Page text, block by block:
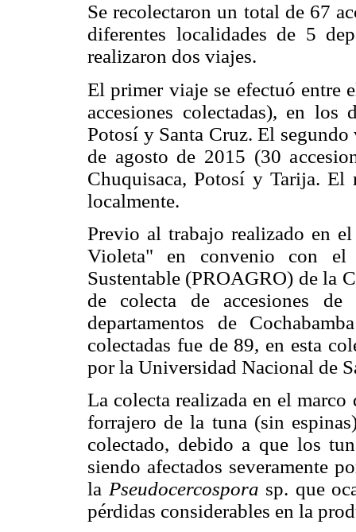
Se recolectaron un total de 67
diferentes localidades de 5
realizaron dos viajes.
El primer viaje se efectuó entre
accesiones colectadas), en los
Potosí y Santa Cruz. El
de agosto de 2015 (30
Chuquisaca, Potosí y Tarija. El
localmente.
Previo al trabajo realizado en
Violeta" en convenio con el
Sustentable (PROAGRO) de la
de colecta de accesiones
departamentos de
colectadas fue de 89, en esta
por la Universidad Nacional de
La colecta realizada en el
forrajero de la tuna (sin
colectado, debido a que los
siendo afectados severamente
la Pseudocercospora sp. que
pérdidas considerables en la